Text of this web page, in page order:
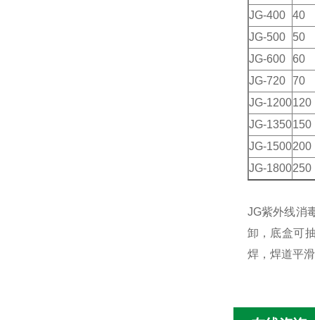
JG-400
40
JG-500
50
JG-600
60
JG-720
70
JG-1200120
JG-1350150
JG-1500200
JG-1800250
JG紫外线消
卸，底盒可
焊，焊道平